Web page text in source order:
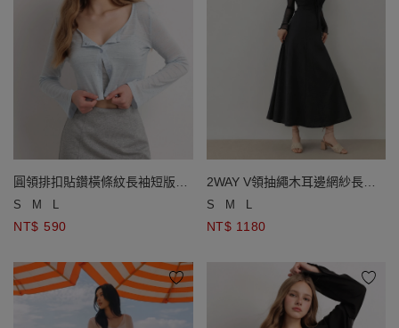
圓領排扣貼鑽橫條紋長袖短版開
襟衫
S M L
NT$ 590
2WAY V領抽繩木耳邊網紗長袖
罩衫後鏤空細肩帶長洋裝套裝
S M L
NT$ 1180